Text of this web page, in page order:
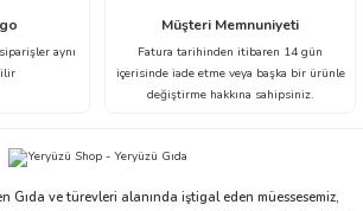
aynı
Müşteri Memnuniyeti
Fatura tarihinden itibaren 14 gün
içerisinde iade etme veya başka bir ürünle
değiştirme hakkına sahipsiniz.
Gıda ve türevleri alanında iştigal eden müessesemiz,